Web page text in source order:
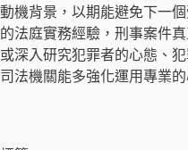
動機背景，以期能避免下一
的法庭實務經驗，刑事案件
或深入研究犯罪者的心態、
司法機關能多強化運用專業